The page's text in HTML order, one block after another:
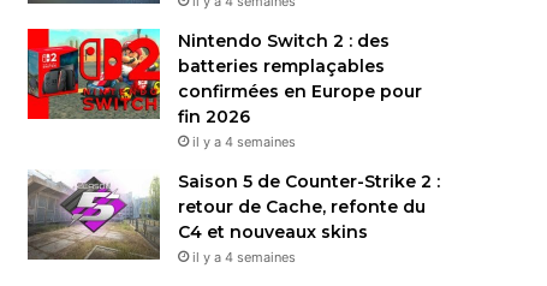
Nintendo Switch 2 : des
batteries remplaçables
confirmées en Europe pour
fin 2026
il y a 4 semaines
Saison 5 de Counter-Strike 2 :
retour de Cache, refonte du
C4 et nouveaux skins
il y a 4 semaines